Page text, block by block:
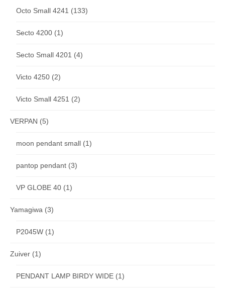
Octo Small 4241 (133)
Secto 4200 (1)
Secto Small 4201 (4)
Victo 4250 (2)
Victo Small 4251 (2)
VERPAN (5)
moon pendant small (1)
pantop pendant (3)
VP GLOBE 40 (1)
Yamagiwa (3)
P2045W (1)
Zuiver (1)
PENDANT LAMP BIRDY WIDE (1)